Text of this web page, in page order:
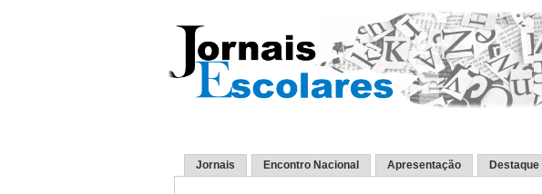
Jornais Encontro Nacional Apresentação Destaque